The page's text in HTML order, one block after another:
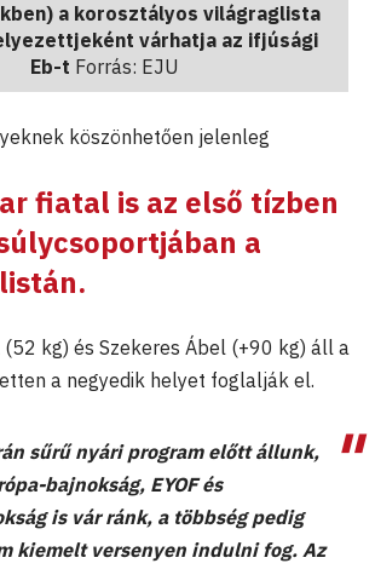
a korosztályos világraglista
várhatja az ifjúsági
Eb-t Forrás: EJU
köszönhetően jelenleg
fiatal is az első tízben
a
(52 kg) és Szekeres Ábel (+90 kg) áll a
a negyedik helyet foglalják el.
sűrű nyári program előtt állunk,
bajnokság, EYOF és
is vár ránk, a többség pedig
kiemelt versenyen indulni fog. Az